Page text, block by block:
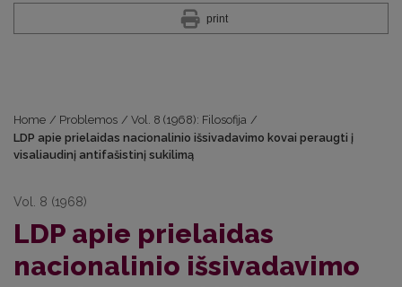
print
Home / Problemos / Vol. 8 (1968): Filosofija /
LDP apie prielaidas nacionalinio išsivadavimo kovai peraugti į
visaliaudinį antifašistinį sukilimą
Vol. 8 (1968)
LDP apie prielaidas
nacionalinio išsivadavimo